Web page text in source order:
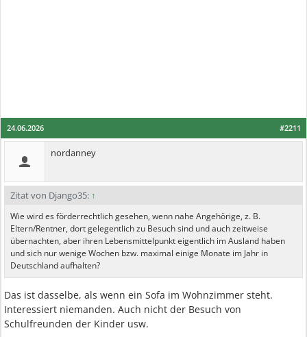
#2211
24.06.2026
nordanney
Zitat von Django35: ↑
Wie wird es förderrechtlich gesehen, wenn nahe Angehörige, z. B.
Eltern/Rentner, dort gelegentlich zu Besuch sind und auch zeitweise
übernachten, aber ihren Lebensmittelpunkt eigentlich im Ausland haben
und sich nur wenige Wochen bzw. maximal einige Monate im Jahr in
Deutschland aufhalten?
Das ist dasselbe, als wenn ein Sofa im Wohnzimmer steht.
Interessiert niemanden. Auch nicht der Besuch von
Schulfreunden der Kinder usw.